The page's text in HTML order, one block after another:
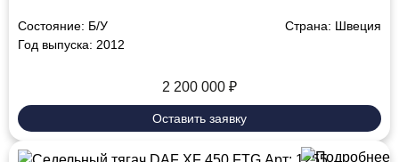
Состояние: Б/У Страна: Швеция
Год выпуска: 2012
2 200 000 ₽
Оставить заявку